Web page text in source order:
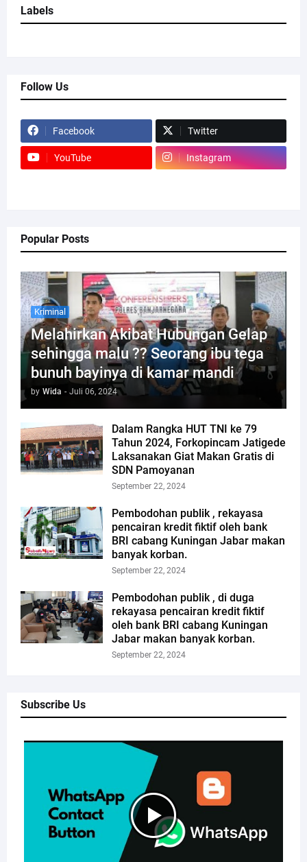
Labels
Follow Us
Facebook Twitter
YouTube Instagram
Popular Posts
Kriminal
Melahirkan Akibat Hubungan Gelap
sehingga malu ?? Seorang ibu tega
bunuh bayinya di kamar mandi
by Wida - Juli 06, 2024
Dalam Rangka HUT TNI ke 79
Tahun 2024, Forkopincam Jatigede
Laksanakan Giat Makan Gratis di
SDN Pamoyanan
September 22, 2024
Pembodohan publik , rekayasa
pencairan kredit fiktif oleh bank
BRI cabang Kuningan Jabar makan
banyak korban.
September 22, 2024
Pembodohan publik , di duga
rekayasa pencairan kredit fiktif
oleh bank BRI cabang Kuningan
Jabar makan banyak korban.
September 22, 2024
Subscribe Us